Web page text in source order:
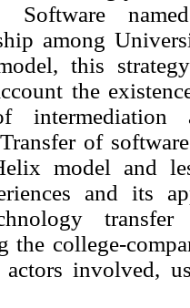
Software
among
this
the
of
model and
and its
the college-
actors involved,